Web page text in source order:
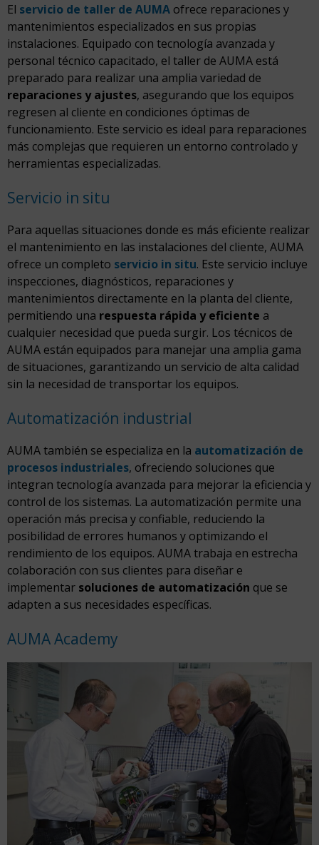
El servicio de taller de AUMA ofrece reparaciones y
mantenimientos especializados en sus propias
instalaciones. Equipado con tecnología avanzada y
personal técnico capacitado, el taller de AUMA está
preparado para realizar una amplia variedad de
reparaciones y ajustes, asegurando que los equipos
regresen al cliente en condiciones óptimas de
funcionamiento. Este servicio es ideal para reparaciones
más complejas que requieren un entorno controlado y
herramientas especializadas.
Servicio in situ
Para aquellas situaciones donde es más eficiente realizar
el mantenimiento en las instalaciones del cliente, AUMA
ofrece un completo servicio in situ. Este servicio incluye
inspecciones, diagnósticos, reparaciones y
mantenimientos directamente en la planta del cliente,
permitiendo una respuesta rápida y eficiente a
cualquier necesidad que pueda surgir. Los técnicos de
AUMA están equipados para manejar una amplia gama
de situaciones, garantizando un servicio de alta calidad
sin la necesidad de transportar los equipos.
Automatización industrial
AUMA también se especializa en la automatización de
procesos industriales, ofreciendo soluciones que
integran tecnología avanzada para mejorar la eficiencia y
control de los sistemas. La automatización permite una
operación más precisa y confiable, reduciendo la
posibilidad de errores humanos y optimizando el
rendimiento de los equipos. AUMA trabaja en estrecha
colaboración con sus clientes para diseñar e
implementar soluciones de automatización que se
adapten a sus necesidades específicas.
AUMA Academy